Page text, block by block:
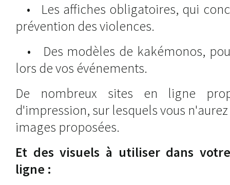
• Les affiches obligatoires, qui
prévention des violences.
• Des modèles de kakémonos,
lors de vos événements.
De nombreux sites en ligne
d'impression, sur lesquels vous
images proposées.
Et des visuels à utiliser dans
ligne :